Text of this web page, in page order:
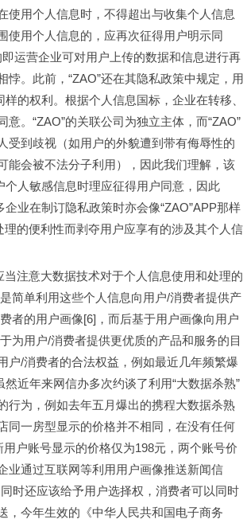
使用个人信息时，不得超出与收集个人信息
使用个人信息的，应再次征得用户明示同
运营企业可对用户上传的数据和信息进行再
。此前，“ZAO”还在其隐私政策中规定，用
的权利。根据个人信息国标，企业在转移、
。“ZAO”的关联公司为独立主体，而“ZAO”
受到歧视（如用户的外貌遭到带有侮辱性的
能会被不法分子利用），因此我们理解，该
个人敏感信息时理应征得用户同意，因此
业在制订隐私政策时亦会像“ZAO”APP那样
的便利性而剥夺用户应享有的涉及其个人信
注意大数据技术对于个人信息使用和处理的
简单利用这些个人信息向用户/消费者提供产
者的用户画像[6]，而后基于用户画像向用户
为用户/消费者提供更优质的产品和服务的目
户/消费者的合法权益，例如最近几年频繁爆
近年来网信办多次约谈了利用“大数据杀熟”
行为，例如去年五月爆出的携程大数据杀熟
同一房型显示的价格并不相同，在没有任何
户账号显示的价格仅为198元，两个账号价
业通过互联网等利用用户画像推送新闻信
时还应该给予用户选择权，消费者可以同时
，今年生效的《中华人民共和国电子商务